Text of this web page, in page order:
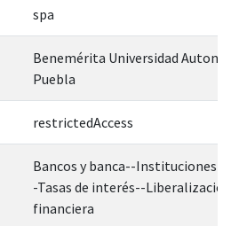
spa
Benemérita Universidad
Puebla
restrictedAccess
Bancos y banca--Instituciones
-Tasas de interés--Liberalización
financiera